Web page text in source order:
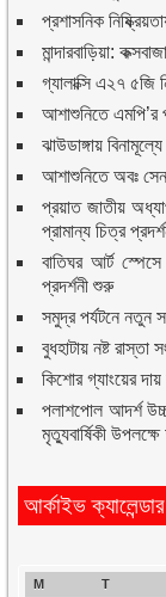
প্রশাসনিক
মান্দারবাড়িয়া:
গ্যালাক্সি এ২৭ ৫জি
আশাশুনিতে এমপি’র
ঝাউডাঙ্গায়
আশাশুনিতে অবঃ
প্রয়াত জাতীয়
প্রামান্য চিত্র
বাতিঘর আর্ট স্পেসে
প্রদর্শনী শুরু
সমুদ্র পর্যটনে নতুন
বুধহাটায় নষ্ট
কিশোর গ্যাংয়ের
পলাশপোল আদর্শ
মৃত্যুবার্ষিকী
আর্কাইভ ক্যালেন্ডার
M T